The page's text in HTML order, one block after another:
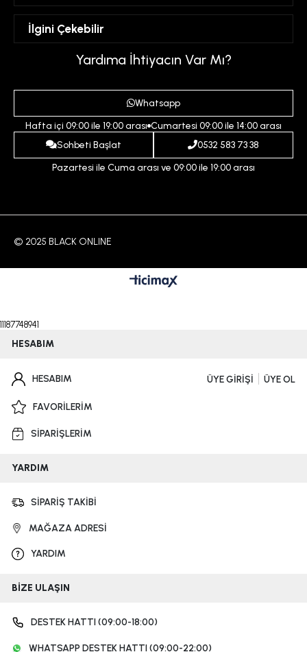
Hesabım
Favorilerim
Mesafeli Satış Sözleşmesi
Üyelik Sözleşmesi
Gizlilik ve Güvenlik Politikası
Ödeme ve Teslimat Koşulları
İptal ve İade Koşulları
İlgini Çekebilir
İndirim
Yardıma İhtiyacın Var Mı?
Whatsapp
Hafta içi 09:00 ile 19:00 arası Cumartesi 09:00 ile 14:00 arası
Sohbeti Başlat
0532 583 73 38
Pazartesi ile Cuma arası ve 09:00 ile 19:00 arası
© 2025 BLACK ONLINE
11187748941
HESABIM
HESABIM ÜYE GİRİŞİ ÜYE OL
FAVORİLERİM
SİPARİŞLERİM
YARDIM
SİPARİŞ TAKİBİ
MAĞAZA ADRESİ
YARDIM
BİZE ULAŞIN
DESTEK HATTI (09:00-18:00)
WHATSAPP DESTEK HATTI (09:00-22:00)